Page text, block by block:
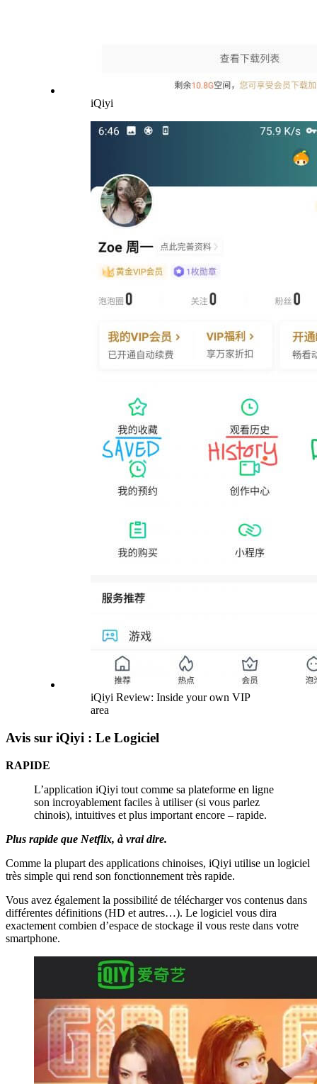
iQiyi
iQiyi Review: Inside your own VIP
area
Avis sur iQiyi : Le Logiciel
RAPIDE
L’application iQiyi tout comme sa plateforme en ligne
son incroyablement faciles à utiliser (si vous parlez
chinois), intuitives et plus important encore – rapide.
Plus rapide que Netflix, à vrai dire.
Comme la plupart des applications chinoises, iQiyi utilise un logiciel
très simple qui rend son fonctionnement très rapide.
Vous avez également la possibilité de télécharger vos contenus dans
différentes définitions (HD et autres…). Le logiciel vous dira
exactement combien d’espace de stockage il vous reste dans votre
smartphone.